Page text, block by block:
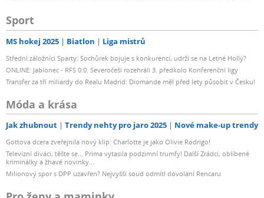
Sport
MS hokej 2025 Biatlon Liga mistrů
Střední záložníci Sparty: Sochůrek bojuje s konkurencí, udrží se na Letné Hollý?
ONLINE: Jablonec - RFS 0:0. Severočeši rozehráli 3. předkolo Konferenční ligy
Transfer za tři miliardy do Realu Madrid: Diomande měl před lety působit v Česku!
Móda a krása
Jak zhubnout Trendy nehty pro jaro 2025 Nové make-up trendy
Gottova dcera zveřejnila nový klip: Charlotte je jako Olivie Rodrigo!
Televizní diváci, těšte se... Prima vytasila podzimní trumfy! Další Zrádci, oblíbené
kriminálky a žhavé novinky...
Milionový spor s DPP uzavřen? Nejvyšší soud odmítl dovolání Rencaru